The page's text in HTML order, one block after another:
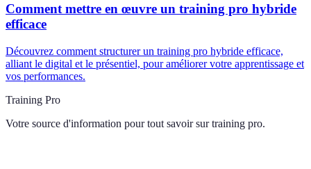
Comment mettre en œuvre un training pro hybride
efficace
Découvrez comment structurer un training pro hybride efficace,
alliant le digital et le présentiel, pour améliorer votre apprentissage et
vos performances.
Training Pro
Votre source d'information pour tout savoir sur training pro.